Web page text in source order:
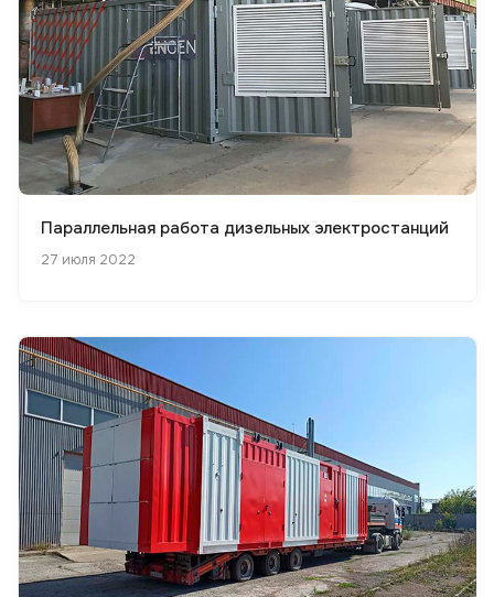
Параллельная работа дизельных электростанций
27 июля 2022